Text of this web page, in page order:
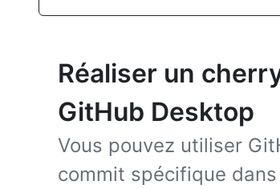
Réaliser un
GitHub Desktop
Vous pouvez utiliser
commit spécifique